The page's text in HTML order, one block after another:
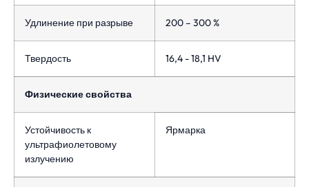
Удлинение при разрыве 200 – 300 %
Твердость 16,4 - 18,1 HV
Физические свойства
Устойчивость к
ультрафиолетовому
излучению
Ярмарка